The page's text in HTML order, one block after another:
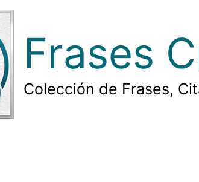
Frases
Colección de Frases,